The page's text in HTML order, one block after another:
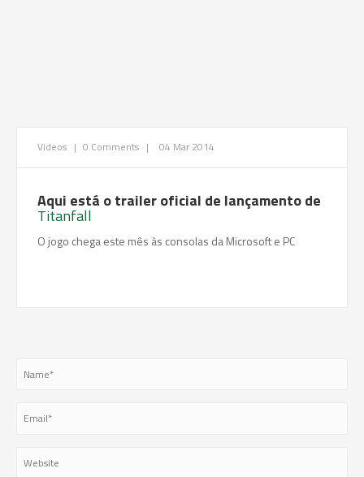
Videos | 0 Comments | 04 Mar 2014
Aqui está o trailer oficial de lançamento de
Titanfall
O jogo chega este mês às consolas da Microsoft e PC